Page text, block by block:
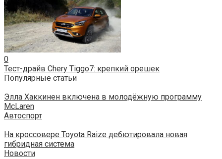
0
Тест-драйв Chery Tiggo7: крепкий орешек
Популярные статьи
Элла Хаккинен включена в молодёжную программу
McLaren
Автоспорт
На кроссовере Toyota Raize дебютировала новая
гибридная система
Новости